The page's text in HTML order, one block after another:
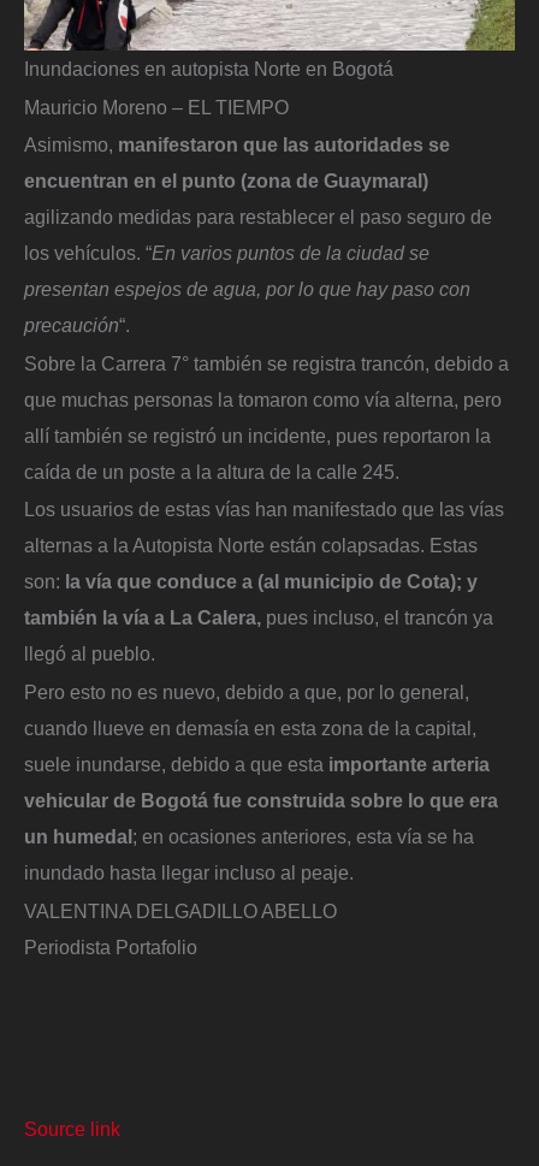
Inundaciones en autopista Norte en Bogotá
Mauricio Moreno – EL TIEMPO
Asimismo, manifestaron que las autoridades se
encuentran en el punto (zona de Guaymaral)
agilizando medidas para restablecer el paso seguro de
los vehículos. “En varios puntos de la ciudad se
presentan espejos de agua, por lo que hay paso con
precaución“.
Sobre la Carrera 7° también se registra trancón, debido a
que muchas personas la tomaron como vía alterna, pero
allí también se registró un incidente, pues reportaron la
caída de un poste a la altura de la calle 245.
Los usuarios de estas vías han manifestado que las vías
alternas a la Autopista Norte están colapsadas. Estas
son: la vía que conduce a (al municipio de Cota); y
también la vía a La Calera, pues incluso, el trancón ya
llegó al pueblo.
Pero esto no es nuevo, debido a que, por lo general,
cuando llueve en demasía en esta zona de la capital,
suele inundarse, debido a que esta importante arteria
vehicular de Bogotá fue construida sobre lo que era
un humedal; en ocasiones anteriores, esta vía se ha
inundado hasta llegar incluso al peaje.
VALENTINA DELGADILLO ABELLO
Periodista Portafolio
Source link